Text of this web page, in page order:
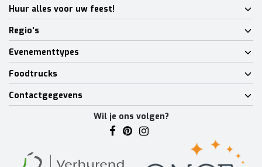
Huur alles voor uw feest!
Regio's
Evenementtypes
Foodtrucks
Contactgegevens
Wil je ons volgen?